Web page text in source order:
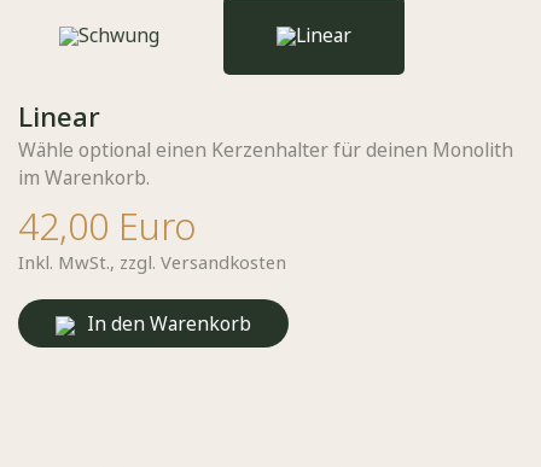
Schwung Linear
Linear
Wähle optional einen Kerzenhalter für deinen Monolith
im Warenkorb.
42,00 Euro
Inkl. MwSt., zzgl. Versandkosten
In den Warenkorb